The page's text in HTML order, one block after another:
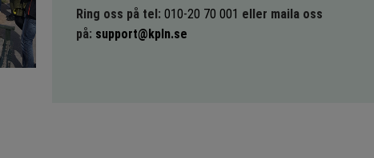
Ring oss på tel: 010-20 70 001 eller maila oss
på: support@kpln.se